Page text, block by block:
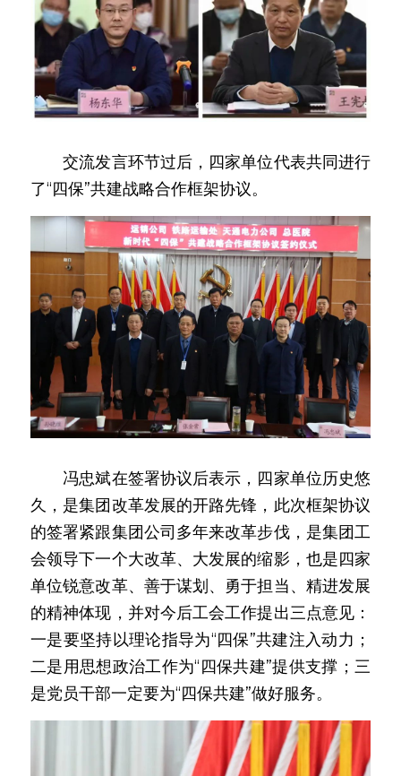
交流发言环节过后，四家单位代表共同进行
了“四保”共建战略合作框架协议。
冯忠斌在签署协议后表示，四家单位历史悠
久，是集团改革发展的开路先锋，此次框架协议
的签署紧跟集团公司多年来改革步伐，是集团工
会领导下一个大改革、大发展的缩影，也是四家
单位锐意改革、善于谋划、勇于担当、精进发展
的精神体现，并对今后工会工作提出三点意见：
一是要坚持以理论指导为“四保”共建注入动力；
二是用思想政治工作为“四保共建”提供支撑；三
是党员干部一定要为“四保共建”做好服务。